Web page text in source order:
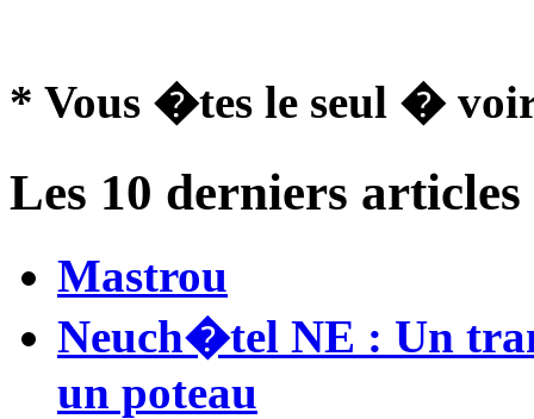
* Vous �tes le seul �
Les 10 derniers
Mastrou
Neuch�tel NE : Un
un poteau